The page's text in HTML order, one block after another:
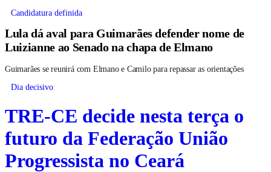
Candidatura definida
Lula dá aval para Guimarães defender nome de
Luizianne ao Senado na chapa de Elmano
Guimarães se reunirá com Elmano e Camilo para repassar as orientações
Dia decisivo
TRE-CE decide nesta terça o
futuro da Federação União
Progressista no Ceará